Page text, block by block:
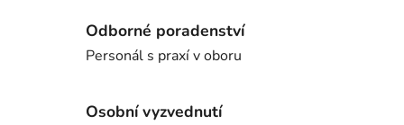
Odborné poradenství
Personál s praxí v oboru
Osobní vyzvednutí